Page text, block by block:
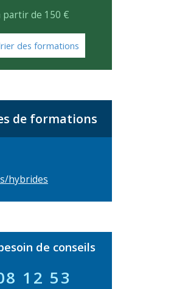
partir de 150 €
des formations
de formations
hybrides
de conseils
12 53